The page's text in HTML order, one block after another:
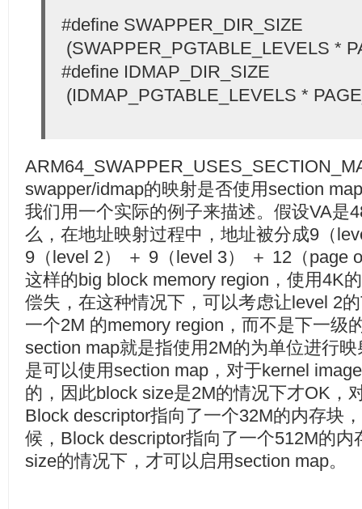
#define SWAPPER_DIR_SIZE
(SWAPPER_PGTABLE_LEVELS *
#define IDMAP_DIR_SIZE
(IDMAP_PGTABLE_LEVELS *
swapper/idmap的映射是否使用section
我们用一个实际的例子来描述。假设VA是
么，在地址映射过程中，地址被分成9（
9（level 2） ＋ 9（level 3） ＋ 12（page
这样的big block memory region，使用4K
偿失，在这种情况下，可以考虑让level 2
一个2M 的memory region，而不是下一级
section map就是指使用2M的为单位进行
是可以使用section map，对于kernel
的，因此block size是2M的情况下才OK，
Block descriptor指向了一个32M的内存块
候，Block descriptor指向了一个512M的
size的情况下，才可以启用section map。